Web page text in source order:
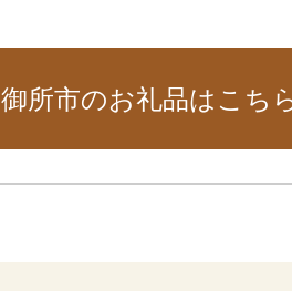
御所市のお礼品はこち